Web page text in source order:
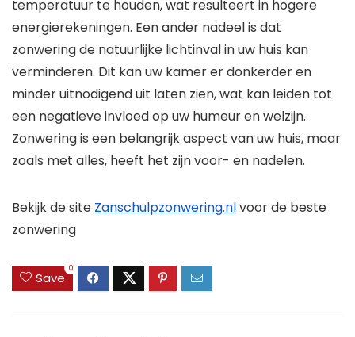
temperatuur te houden, wat resulteert in hogere
energierekeningen. Een ander nadeel is dat
zonwering de natuurlijke lichtinval in uw huis kan
verminderen. Dit kan uw kamer er donkerder en
minder uitnodigend uit laten zien, wat kan leiden tot
een negatieve invloed op uw humeur en welzijn.
Zonwering is een belangrijk aspect van uw huis, maar
zoals met alles, heeft het zijn voor- en nadelen.
Bekijk de site Zanschulpzonwering.nlvoor de beste
zonwering
Save
0